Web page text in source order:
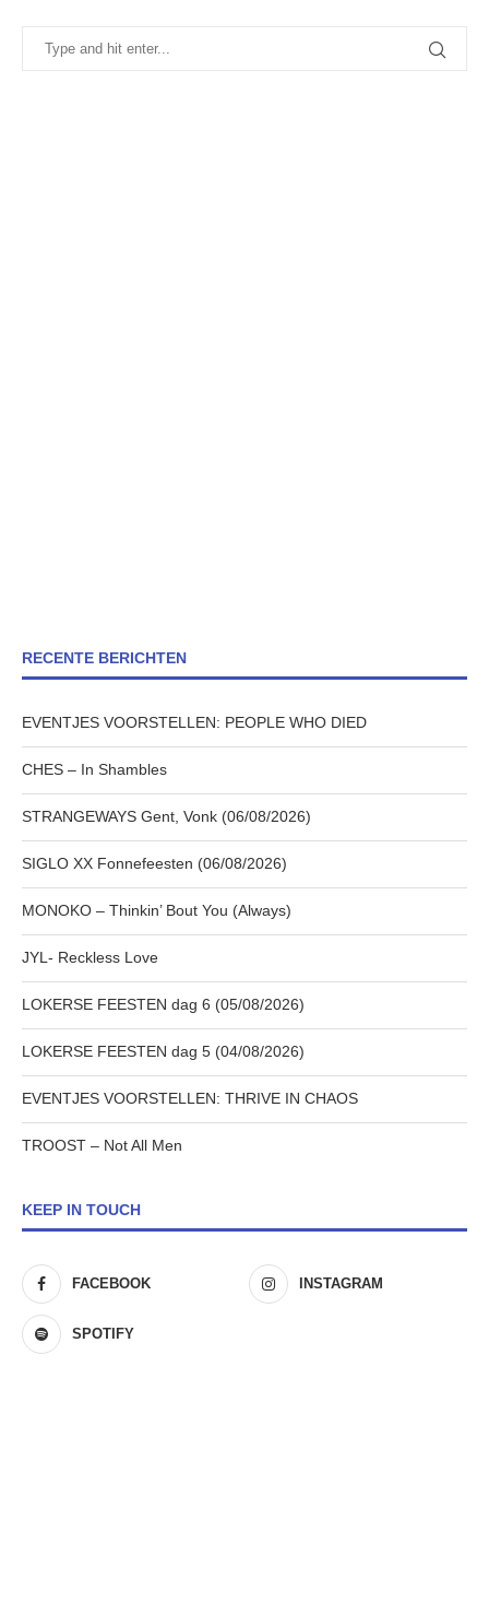
RECENTE BERICHTEN
EVENTJES VOORSTELLEN: PEOPLE WHO DIED
CHES – In Shambles
STRANGEWAYS Gent, Vonk (06/08/2026)
SIGLO XX Fonnefeesten (06/08/2026)
MONOKO – Thinkin’ Bout You (Always)
JYL- Reckless Love
LOKERSE FEESTEN dag 6 (05/08/2026)
LOKERSE FEESTEN dag 5 (04/08/2026)
EVENTJES VOORSTELLEN: THRIVE IN CHAOS
TROOST – Not All Men
KEEP IN TOUCH
FACEBOOK INSTAGRAM
SPOTIFY